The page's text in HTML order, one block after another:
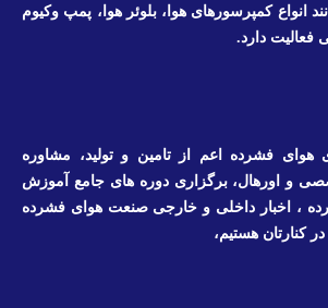
انواع کمپرسورهای هوا، بلوئر هوا، پمپ وکیوم
فعالیت دارد.
هوای فشرده اعم از تامین و تولید، مشاوره
و اورهال، برگزاری دوره های جامع آموزش
، اخبار داخلی و خارجی صنعت هوای فشرده
کنارتان هستیم،